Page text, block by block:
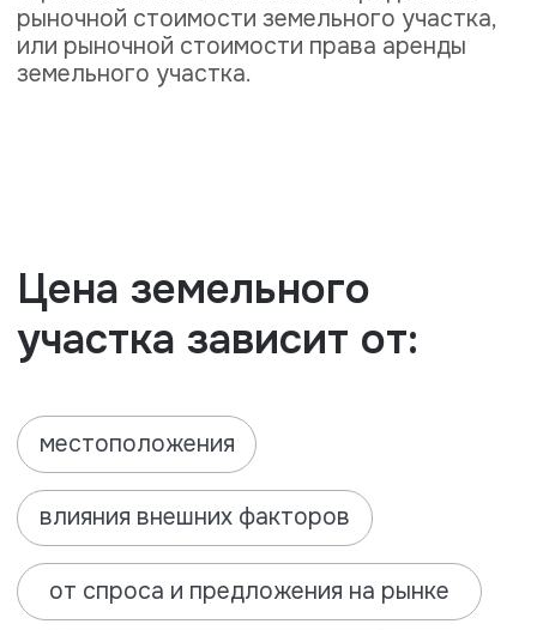
Оценка земельного участка не может
превышать наиболее вероятные затраты
целевого назначения
для проведения оценки:
Документы, подтверждающие право
субъекта землепользования на участок
(собственность, аренда и т.п. на землю).
Данные о территориальных границах
участка (копии геодезического плана